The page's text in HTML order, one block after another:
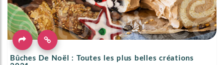
Bûches De Noël : Toutes les plus belles créations